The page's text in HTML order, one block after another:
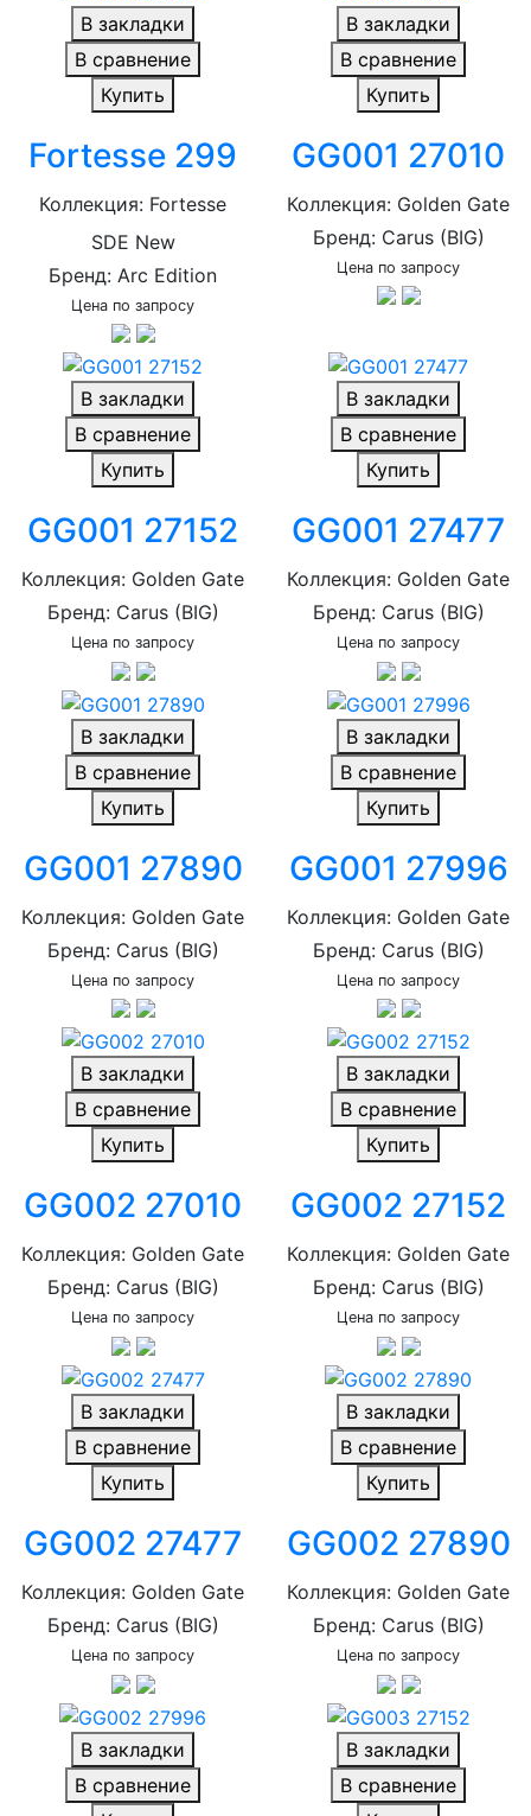
В закладки
В сравнение
Купить
Fortesse 299
Коллекция: Fortesse
SDE New
Бренд: Arc Edition
Цена по запросу
В закладки
В сравнение
Купить
GG001 27010
Коллекция: Golden Gate
Бренд: Carus (BIG)
Цена по запросу
В закладки
В сравнение
Купить
GG001 27152
Коллекция: Golden Gate
Бренд: Carus (BIG)
Цена по запросу
В закладки
В сравнение
Купить
GG001 27477
Коллекция: Golden Gate
Бренд: Carus (BIG)
Цена по запросу
В закладки
В сравнение
Купить
GG001 27890
Коллекция: Golden Gate
Бренд: Carus (BIG)
Цена по запросу
В закладки
В сравнение
Купить
GG001 27996
Коллекция: Golden Gate
Бренд: Carus (BIG)
Цена по запросу
В закладки
В сравнение
Купить
GG002 27010
Коллекция: Golden Gate
Бренд: Carus (BIG)
Цена по запросу
В закладки
В сравнение
Купить
GG002 27152
Коллекция: Golden Gate
Бренд: Carus (BIG)
Цена по запросу
В закладки
В сравнение
Купить
GG002 27477
Коллекция: Golden Gate
Бренд: Carus (BIG)
Цена по запросу
В закладки
В сравнение
Купить
GG002 27890
Коллекция: Golden Gate
Бренд: Carus (BIG)
Цена по запросу
В закладки
В сравнение
В закладки
В сравнение